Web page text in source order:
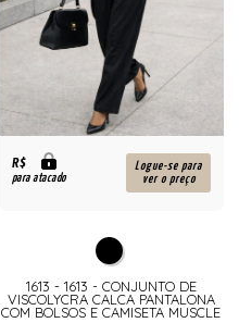
R$
para atacado
Logue-se para
ver o preço
1613 - 1613 - CONJUNTO DE
VISCOLYCRA CALCA PANTALONA
COM BOLSOS E CAMISETA MUSCLE